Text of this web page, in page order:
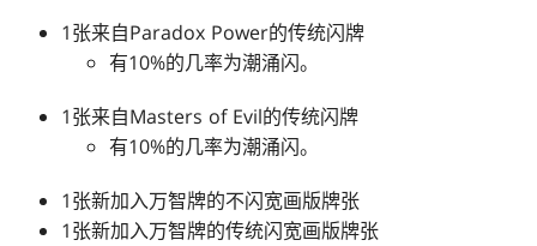
1张来自Paradox Power的传统闪牌
有10%的几率为潮涌闪。
1张来自Masters of Evil的传统闪牌
有10%的几率为潮涌闪。
1张新加入万智牌的不闪宽画版牌张
1张新加入万智牌的传统闪宽画版牌张